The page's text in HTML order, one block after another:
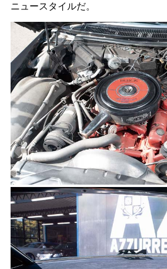
ニュースタイルだ。